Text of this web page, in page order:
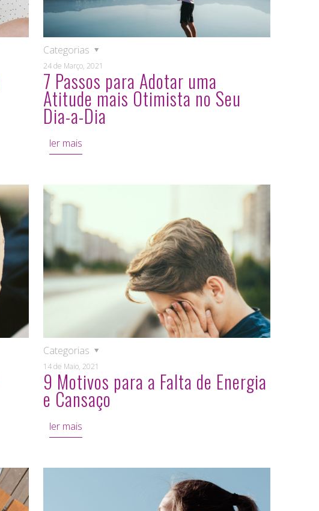
24 de Março, 2021
Categorias
7 Passos para Adotar uma
Atitude mais Otimista no Seu
Dia-a-Dia
ler mais
14 de Maio, 2021
Categorias
9 Motivos para a Falta de Energia
e Cansaço
ler mais